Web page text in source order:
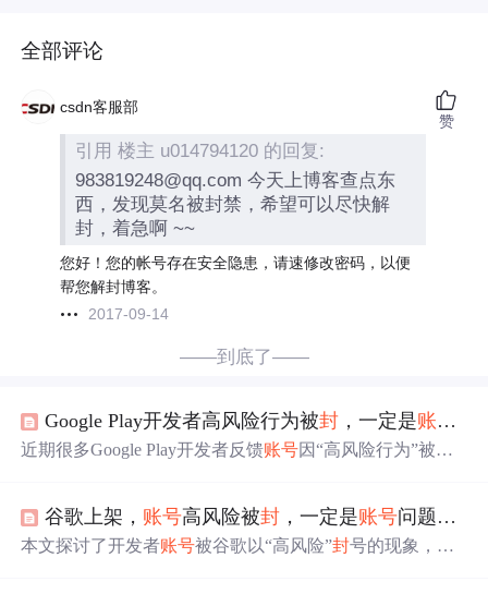
全部评论
csdn客服部
引用 楼主 u014794120 的回复:
983819248@qq.com 今天上博客查点东
西，发现莫名被封禁，希望可以尽快解
封，着急啊 ~~
您好！您的帐号存在安全隐患，请速修改密码，以便
帮您解封博客。
2017-09-14
赞
——到底了——
Google Play开发者高风险行为被封 ，一定是账号
近期很多Google Play开发者反馈账号因“高风险行为”被封
封 风险，需在 账号和代码上做好防关联工作，同时关注政
策更新。
谷歌上架， 账号高风险被封 ，一定是账号问题吗？
本文探讨了开发者账号被谷歌以“高风险”封号的现象，指